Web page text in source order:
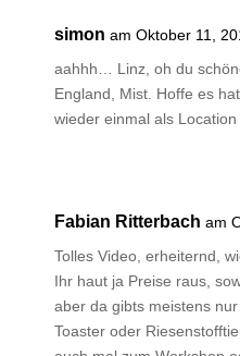
simon am Oktober 11,
aahhh… Linz, oh du
England, Mist. Hoffe es
wieder einmal als
Fabian Ritterbach am
Tolles Video, erheiternd,
Ihr haut ja Preise raus,
aber da gibts meistens
Toaster oder